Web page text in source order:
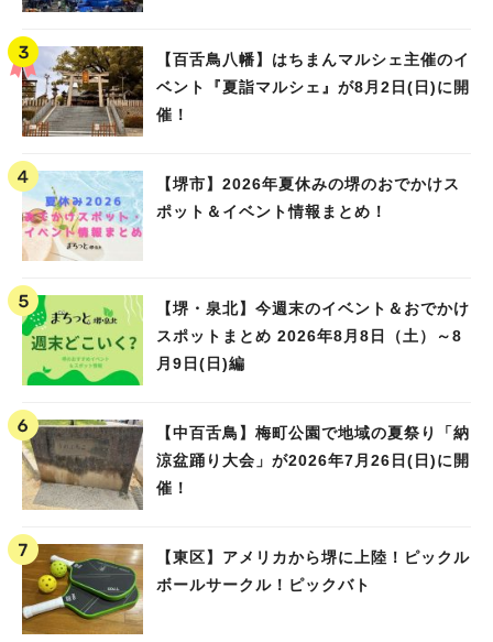
【百舌鳥八幡】はちまんマルシェ主催のイ
ベント『夏詣マルシェ』が8月2日(日)に開
催！
【堺市】2026年夏休みの堺のおでかけス
ポット＆イベント情報まとめ！
【堺・泉北】今週末のイベント＆おでかけ
スポットまとめ 2026年8月8日（土）～8
月9日(日)編
【中百舌鳥】梅町公園で地域の夏祭り「納
涼盆踊り大会」が2026年7月26日(日)に開
催！
【東区】アメリカから堺に上陸！ピックル
ボールサークル！ピックバト